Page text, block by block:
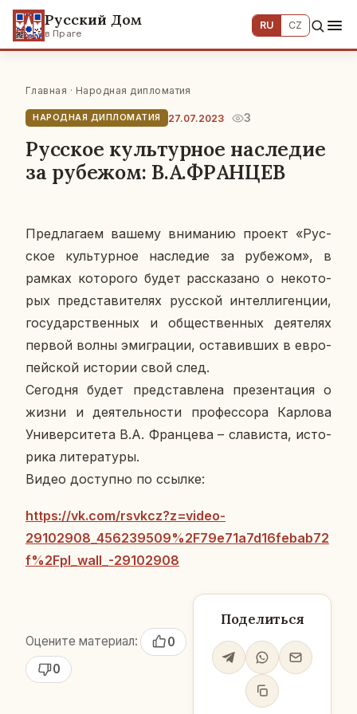
Русский Дом
в Праге
RU CZ
Главная · Народная дипломатия
НАРОДНАЯ ДИПЛОМАТИЯ 27.07.2023 3
Русское культурное наследие
за рубежом: В.А.ФРАНЦЕВ
Пред­ла­га­ем вашему вни­ма­нию проект «Рус­
ское куль­тур­ное на­сле­дие за ру­бе­жом», в
рамках ко­то­ро­го будет рас­ска­за­но о неко­то­
рых пред­ста­ви­те­лях рус­ской ин­тел­ли­ген­ции,
го­су­дар­ствен­ных и об­ще­ствен­ных де­я­те­лях
первой волны эми­гра­ции, оста­вив­ших в ев­ро­
пей­ской ис­то­рии свой след.
Се­го­дня будет пред­став­ле­на пре­зен­та­ция о
жизни и де­я­тель­но­сти про­фес­со­ра Кар­ло­ва
Уни­вер­си­те­та В.А. Фран­це­ва – сла­ви­ста, ис­то­
ри­ка ли­те­ра­ту­ры.
Видео до­ступ­но по ссылке:
https://vk.com/rsvkcz?z=video-
29102908_456239509%2F79e71a7d16febab72
f%2Fpl_wall_-29102908
Оцените материал:
0
0
Поделиться